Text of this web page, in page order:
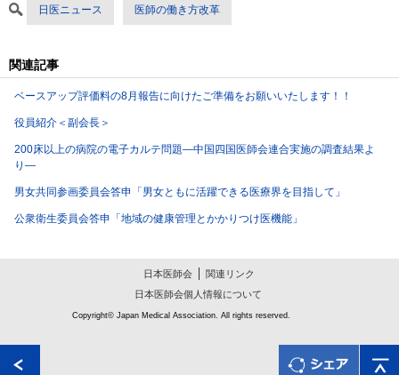
日医ニュース 医師の働き方改革
関連記事
ベースアップ評価料の8月報告に向けたご準備をお願いいたします！！
役員紹介＜副会長＞
200床以上の病院の電子カルテ問題―中国四国医師会連合実施の調査結果よ
り―
男女共同参画委員会答申「男女ともに活躍できる医療界を目指して」
公衆衛生委員会答申「地域の健康管理とかかりつけ医機能」
日本医師会
関連リンク
日本医師会個人情報について
Copyright© Japan Medical Association. All rights reserved.